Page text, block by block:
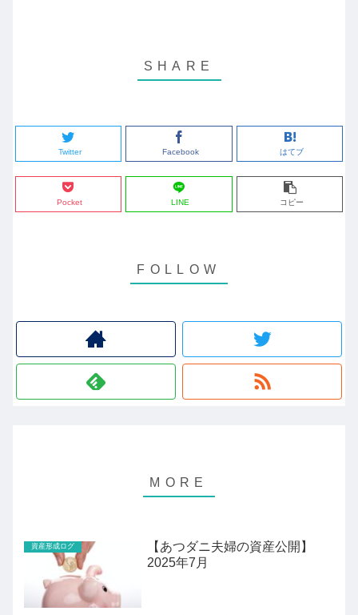
Twitter Facebook はてブ
Pocket LINE コピー
資産形成ログ
【あつダニ夫婦の資産公開】
2025年7月